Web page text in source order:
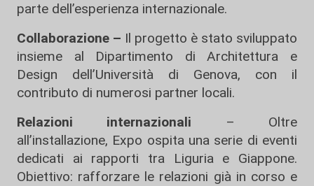
parte dell’esperienza internazionale.
Collaborazione – Il progetto è stato sviluppato
insieme al Dipartimento di Architettura e
Design dell’Università di Genova, con il
contributo di numerosi partner locali.
Relazioni internazionali
– Oltre
all’installazione, Expo ospita una serie di eventi
dedicati ai rapporti tra Liguria e Giappone.
Obiettivo: rafforzare le relazioni già in corso e